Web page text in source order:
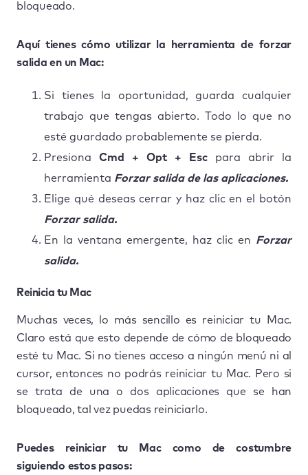
bloqueado.
Aquí tienes cómo utilizar la herramienta de forzar
salida en un Mac:
Si tienes la oportunidad, guarda cualquier
trabajo que tengas abierto. Todo lo que no
esté guardado probablemente se pierda.
Presiona Cmd + Opt + Esc para abrir la
herramienta Forzar salida de las aplicaciones.
Elige qué deseas cerrar y haz clic en el botón
Forzar salida.
En la ventana emergente, haz clic en Forzar
salida.
Reinicia tu Mac
Muchas veces, lo más sencillo es reiniciar tu Mac.
Claro está que esto depende de cómo de bloqueado
esté tu Mac. Si no tienes acceso a ningún menú ni al
cursor, entonces no podrás reiniciar tu Mac. Pero si
se trata de una o dos aplicaciones que se han
bloqueado, tal vez puedas reiniciarlo.
Puedes reiniciar tu Mac como de costumbre
siguiendo estos pasos: